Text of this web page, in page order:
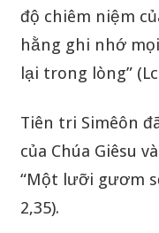
độ chiêm niệm
hằng ghi nhớ
lại trong lòng” (Lc
Tiên tri Simêôn
của Chúa Giêsu
“Một lưỡi gươm
2,35).